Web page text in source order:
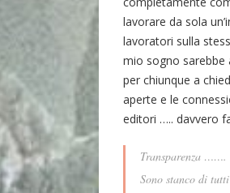
lavorare da sola
lavoratori sulla
mio sogno sarebbe
per chiunque a
aperte e le
editori ….. davvero
Transparenza …….
Sono stanco di